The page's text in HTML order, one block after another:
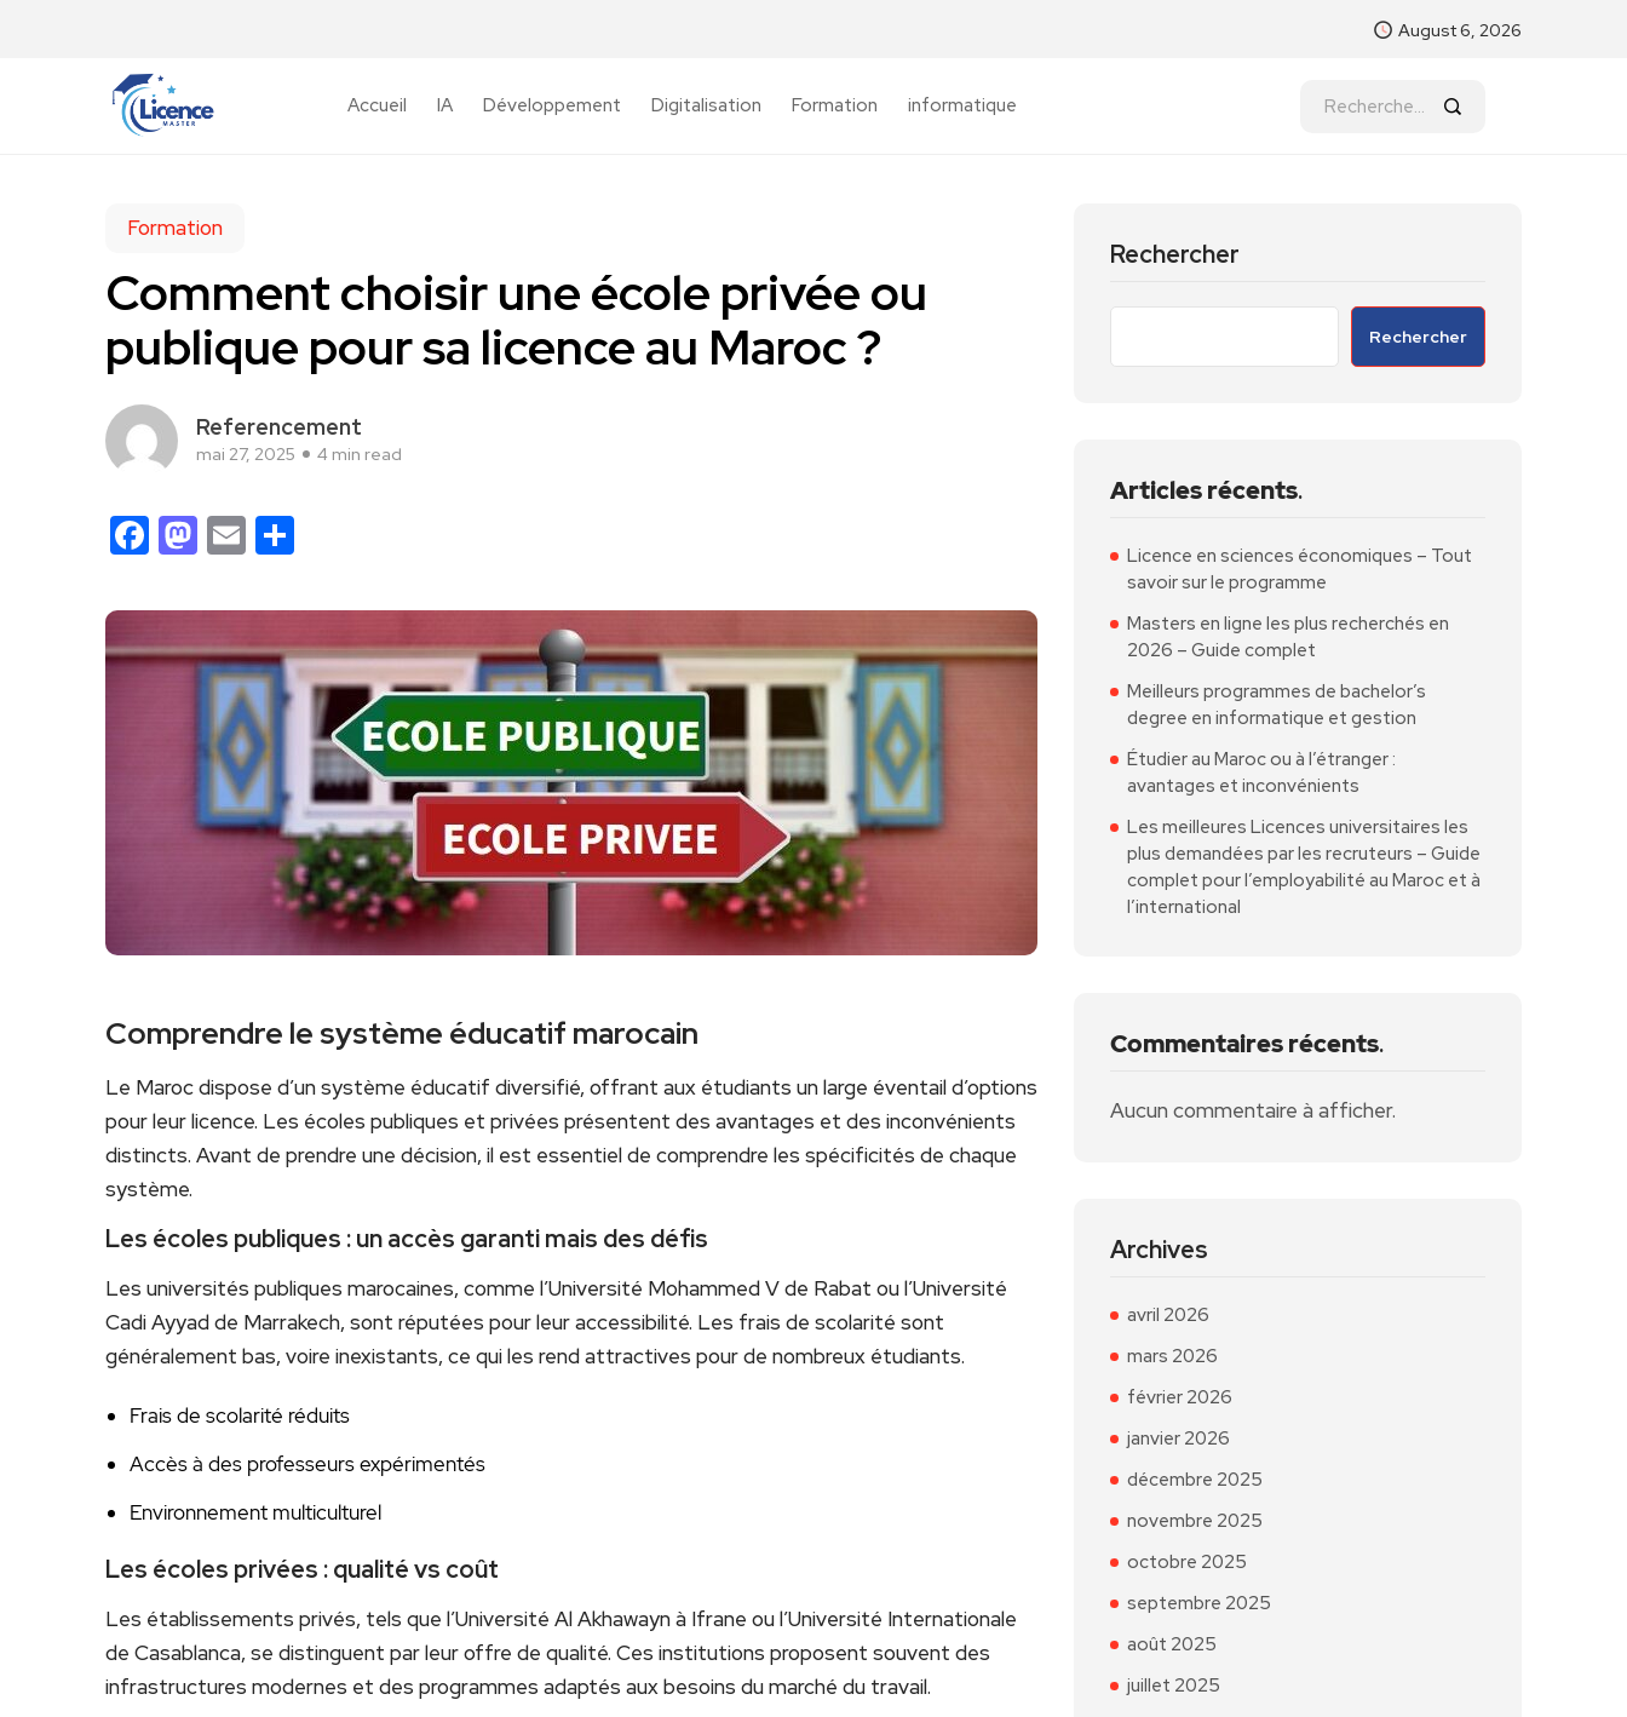
August 6, 2026
Accueil IA Développement Digitalisation Formation informatique
Formation
Comment choisir une école privée ou
publique pour sa licence au Maroc ?
Referencement
mai 27, 2025 4 min read
Facebook
Mastodon
Email
Comprendre le système éducatif marocain
Le Maroc dispose d’un système éducatif diversifié, offrant aux étudiants un large éventail d’options
pour leur licence. Les écoles publiques et privées présentent des avantages et des inconvénients
distincts. Avant de prendre une décision, il est essentiel de comprendre les spécificités de chaque
système.
Les écoles publiques : un accès garanti mais des défis
Les universités publiques marocaines, comme l’Université Mohammed V de Rabat ou l’Université
Cadi Ayyad de Marrakech, sont réputées pour leur accessibilité. Les frais de scolarité sont
généralement bas, voire inexistants, ce qui les rend attractives pour de nombreux étudiants.
Frais de scolarité réduits
Accès à des professeurs expérimentés
Environnement multiculturel
Les écoles privées : qualité vs coût
Les établissements privés, tels que l’Université Al Akhawayn à Ifrane ou l’Université Internationale
de Casablanca, se distinguent par leur offre de qualité. Ces institutions proposent souvent des
infrastructures modernes et des programmes adaptés aux besoins du marché du travail.
Rechercher
Rechercher
Articles récents.
Licence en sciences économiques – Tout
savoir sur le programme
Masters en ligne les plus recherchés en
2026 – Guide complet
Meilleurs programmes de bachelor’s
degree en informatique et gestion
Étudier au Maroc ou à l’étranger :
avantages et inconvénients
Les meilleures Licences universitaires les
plus demandées par les recruteurs – Guide
complet pour l’employabilité au Maroc et à
l’international
Commentaires récents.
Aucun commentaire à afficher.
Archives
avril 2026
mars 2026
février 2026
janvier 2026
décembre 2025
novembre 2025
octobre 2025
septembre 2025
août 2025
juillet 2025